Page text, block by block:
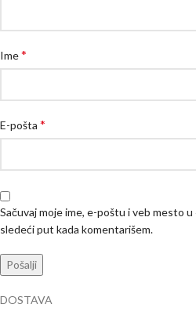
Ime*
E-pošta *
Sačuvaj moje ime, e-poštu i veb mesto
sledeći put kada komentarišem.
DOSTAVA